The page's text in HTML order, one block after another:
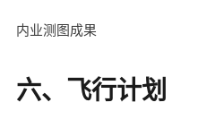
内业测图成果
六、飞行计划